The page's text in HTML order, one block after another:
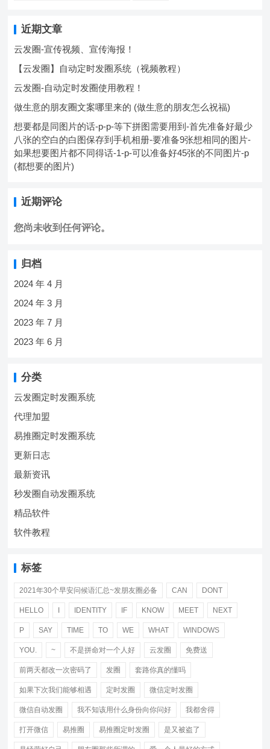
近期文章
云发圈-宣传视频、宣传海报！
【云发圈】自动定时发圈系统（视频教程）
云发圈-自动定时发圈使用教程！
做生意的朋友圈文案哪里来的 (做生意的朋友怎么祝福)
想要都是同图片的话-p-p-等下拼图需要用到-首先准备好最少
八张的空白的白图保存到手机相册-要准备9张想相同的图片-
如果想要图片都不同得话-1-p-可以准备好45张的不同图片-p
(都想要的图片)
近期评论
您尚未收到任何评论。
归档
2024 年 4 月
2024 年 3 月
2023 年 7 月
2023 年 6 月
分类
云发圈定时发圈系统
代理加盟
易推圈定时发圈系统
更新日志
最新资讯
秒发圈自动发圈系统
精品软件
软件教程
标签
2021年30个早安问候语汇总~发朋友圈必备 CAN DONT
HELLO IDENTITY IF KNOW MEET NEXT
P SAY TIME TO WE WHAT WINDOWS
YOU. ~ 不是拼命对一个人好 云发圈 免费送
前两天都改一次密码了 发圈 套路你真的懂吗
如果下次我们能够相遇 定时发圈 微信定时发圈
微信自动发圈 我不知该用什么身份向你问好 我都舍得
打开微信 易推圈 易推圈定时发圈 是又被盗了